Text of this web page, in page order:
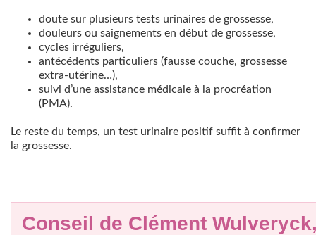
doute sur plusieurs tests urinaires de grossesse,
douleurs ou saignements en début de grossesse,
cycles irréguliers,
antécédents particuliers (fausse couche, grossesse
extra-utérine…),
suivi d’une assistance médicale à la procréation
(PMA).
Le reste du temps, un test urinaire positif suffit à confirmer
la grossesse.
Conseil de Clément